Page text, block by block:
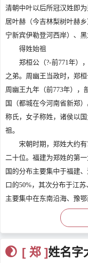
清朝中叶以后所冠汉姓即
居叶赫（今吉林梨树叶赫
宁新宾伊勒登河西岸）、
得姓始祖
郑桓公（?-前771年）
之弟。周幽王当政时，郑
周幽王九年（前773年），
国（都城在今河南省新郑
称氏，女子称姓，诸侯以
祖。
宋朝时期，郑姓大约
二十位。福建为郑姓的第
国的分布主要集中于福建
口的50%，其次分布于江
主要集中在东南沿海、豫鄂
明朝时期，郑姓大约
十五位。浙江为郑姓第一
50%。其次分布于广东、
[ 郑 ]姓名字